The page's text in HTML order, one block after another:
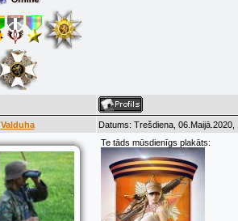
Valduha Datums: Trešdiena,
Te tāds mūsdienīgs plakāts: